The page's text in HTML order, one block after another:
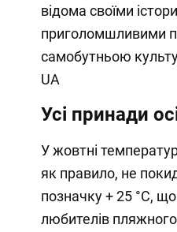
відома своїми
приголомшливими
самобутньою
UA
Усі принади
У жовтні
як правило, не
позначку + 25 °C,
любителів пляжного